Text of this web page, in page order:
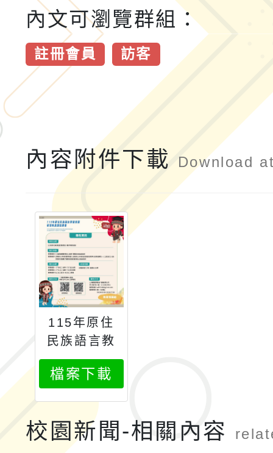
內文可瀏覽群組：
註冊會員 訪客
內容附件下載 Download
115年原住
民族語言教
學法種子師
資培訓
檔案下載
校園新聞-相關內容